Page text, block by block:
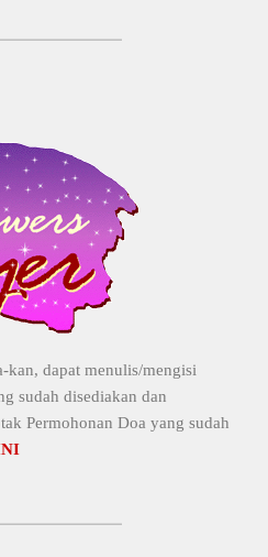
kan, dapat menulis/mengisi
sudah disediakan dan
Permohonan Doa yang sudah